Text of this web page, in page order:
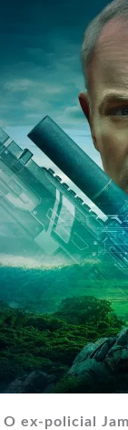
O ex-policial